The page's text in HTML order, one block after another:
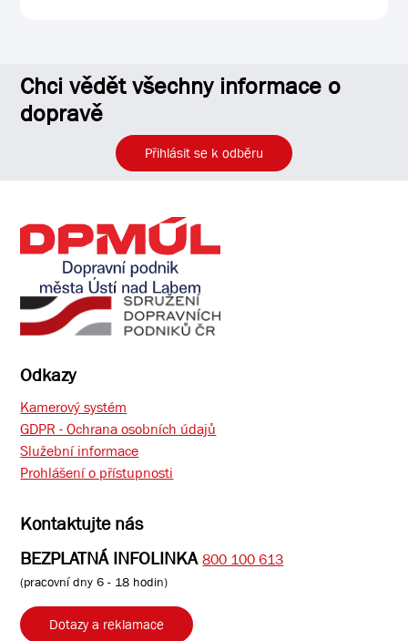
Chci vědět všechny informace o
dopravě
Přihlásit se k odběru
Odkazy
Kamerový systém
GDPR - Ochrana osobních údajů
Služební informace
Prohlášení o přístupnosti
Kontaktujte nás
BEZPLATNÁ INFOLINKA 800 100 613
(pracovní dny 6 - 18 hodin)
Dotazy a reklamace